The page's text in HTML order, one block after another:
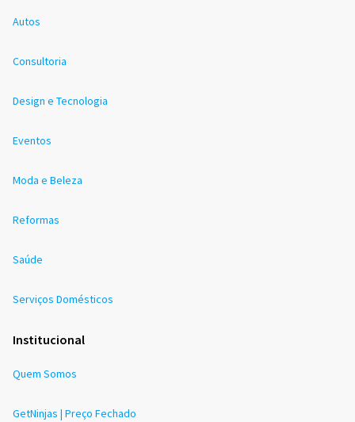
Autos
Consultoria
Design e Tecnologia
Eventos
Moda e Beleza
Reformas
Saúde
Serviços Domésticos
Institucional
Quem Somos
GetNinjas | Preço Fechado